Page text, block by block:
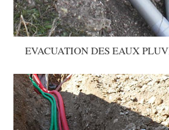
EVACUATION DES EAUX